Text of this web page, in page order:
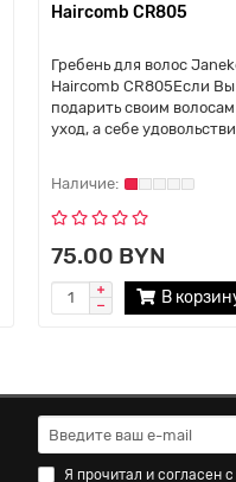
Haircomb CR805
Гребень для волос
Haircomb CR805Если Вы
подарить своим
уход, а себе
75.00 BYN
В
Я прочитал и согласен